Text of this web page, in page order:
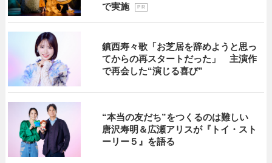
で実施
P R
鎮西寿々歌「お芝居を辞めようと思っ
てからの再スタートだった」 主演作
で再会した“演じる喜び”
“本当の友だち”をつくるのは難しい
唐沢寿明＆広瀬アリスが『トイ・スト
ーリー５』を語る